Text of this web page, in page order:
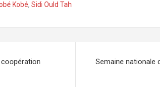
Kobé, Sidi Ould Tah
Semaine nationale